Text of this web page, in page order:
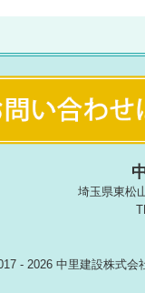
埼玉県東松
- 2026 中里建設株式会